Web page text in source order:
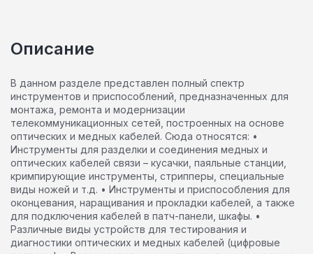
Описание
В данном разделе представлен полный спектр
инструментов и приспособлений, предназначенных для
монтажа, ремонта и модернизации
телекоммуникационных сетей, построенных на основе
оптических и медных кабелей. Сюда относятся: •
Инструменты для разделки и соединения медных и
оптических кабелей связи – кусачки, паяльные станции,
кримпирующие инструменты, стрипперы, специальные
виды ножей и т.д. • Инструменты и приспособления для
оконцевания, наращивания и прокладки кабелей, а также
для подключения кабелей в патч-панели, шкафы. •
Различные виды устройств для тестирования и
диагностики оптических и медных кабелей (цифровые